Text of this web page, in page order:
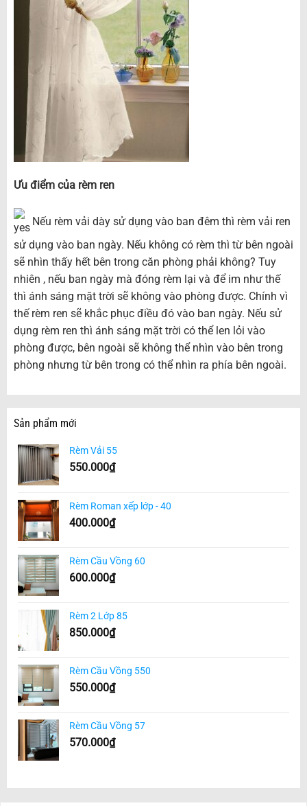
Ưu điểm của rèm ren
Nếu rèm vải dày sử dụng vào ban đêm thì rèm vải ren
sử dụng vào ban ngày. Nếu không có rèm thì từ bên ngoài
sẽ nhìn thấy hết bên trong căn phòng phải không? Tuy
nhiên , nếu ban ngày mà đóng rèm lại và để im như thế
thì ánh sáng mặt trời sẽ không vào phòng được. Chính vì
thế rèm ren sẽ khắc phục điều đó vào ban ngày. Nếu sử
dụng rèm ren thì ánh sáng mặt trời có thể len lỏi vào
phòng được, bên ngoài sẽ không thể nhìn vào bên trong
phòng nhưng từ bên trong có thể nhìn ra phía bên ngoài.
Sản phẩm mới
Rèm Vải 55
550.000₫
Rèm Roman xếp lớp - 40
400.000₫
Rèm Cầu Vồng 60
600.000₫
Rèm 2 Lớp 85
850.000₫
Rèm Cầu Vồng 550
550.000₫
Rèm Cầu Vồng 57
570.000₫